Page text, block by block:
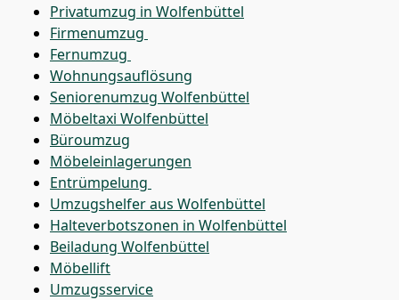
Privatumzug in Wolfenbüttel
Firmenumzug
Fernumzug
Wohnungsauflösung
Seniorenumzug Wolfenbüttel
Möbeltaxi Wolfenbüttel
Büroumzug
Möbeleinlagerungen
Entrümpelung
Umzugshelfer aus Wolfenbüttel
Halteverbotszonen in Wolfenbüttel
Beiladung Wolfenbüttel
Möbellift
Umzugsservice